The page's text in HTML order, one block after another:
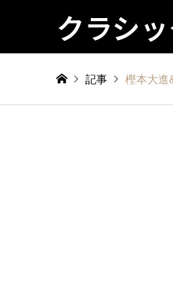
クラシ
記事 樫本大進